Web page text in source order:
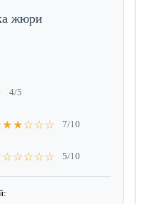
жюри
4/5
7/10
5/10